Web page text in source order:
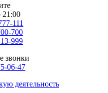
21:00
111
700
999
звонки
06-47
деятельность